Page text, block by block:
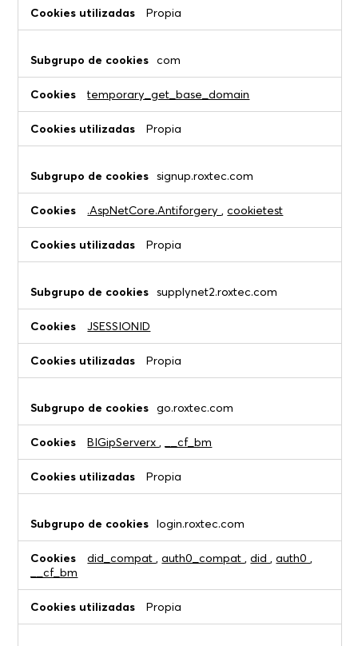
Propia
com
temporary_get_base_domain
Propia
signup.roxtec.com
.AspNetCore.Antiforgery,cookietest
Propia
supplynet2.roxtec.com
JSESSIONID
Propia
go.roxtec.com
BIGipServerx, __cf_bm
Propia
login.roxtec.com
did_compat,auth0_compat,did,auth0,
__cf_bm
Propia